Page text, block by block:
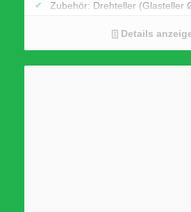
Zubehör: Drehteller (Glasteller
Dampfgarer), Grillfunktion
Details